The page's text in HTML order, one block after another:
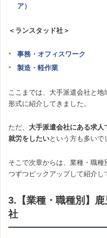
ア）
＜ランスタッド社＞
事務・オフィスワーク
製造・軽作業
ここまでは、大手派遣会社と
形式に紹介してきました。
ただ、 大手派遣会社にある求
就労をしたいという方も多いで
そこで次章からは、業種・職
つずつピックアップして紹介し
3.【業種・職種別】
社